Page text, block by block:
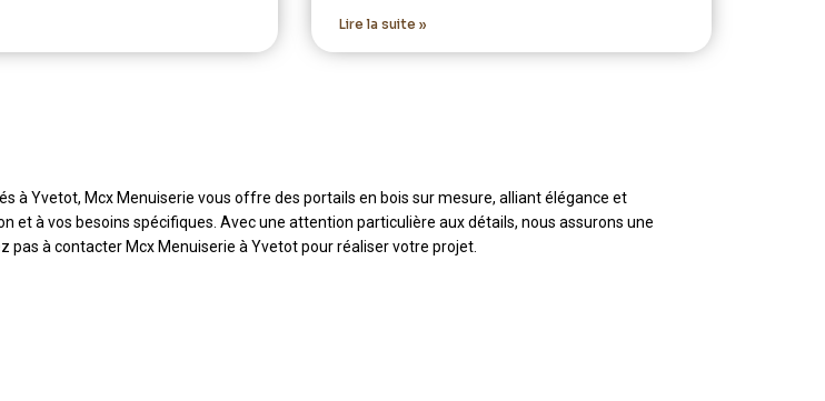
Lire la suite »
à Yvetot, Mcx Menuiserie vous offre des portails en bois sur mesure, alliant élégance et
à vos besoins spécifiques. Avec une attention particulière aux détails, nous assurons une
pas à contacter Mcx Menuiserie à Yvetot pour réaliser votre projet.